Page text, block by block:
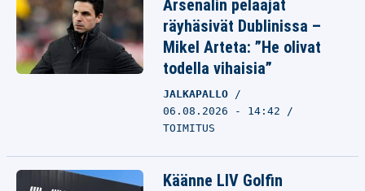
Arsenalin pelaajat
räyhäsivät Dublinissa –
Mikel Arteta: ”He olivat
todella vihaisia”
JALKAPALLO
06.08.2026 - 14:42
TOIMITUS
Käänne LIV Golfin